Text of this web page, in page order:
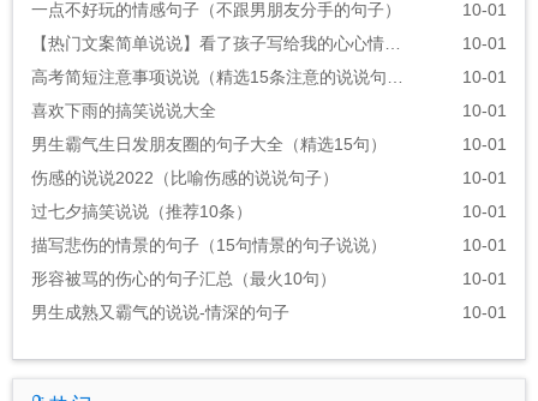
一点不好玩的情感句子（不跟男朋友分手的句子）
10-01
【热门文案简单说说】看了孩子写给我的心心情说说
10-01
高考简短注意事项说说（精选15条注意的说说句子）
10-01
喜欢下雨的搞笑说说大全
10-01
男生霸气生日发朋友圈的句子大全（精选15句）
10-01
伤感的说说2022（比喻伤感的说说句子）
10-01
过七夕搞笑说说（推荐10条）
10-01
描写悲伤的情景的句子（15句情景的句子说说）
10-01
形容被骂的伤心的句子汇总（最火10句）
10-01
男生成熟又霸气的说说-情深的句子
10-01